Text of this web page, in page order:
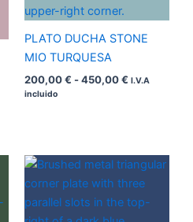
€
PLATO DUCHA STONE
MIO TURQUESA
200,00€ -450,00€ I.V.A
incluido
€
Rango
precios:
desde